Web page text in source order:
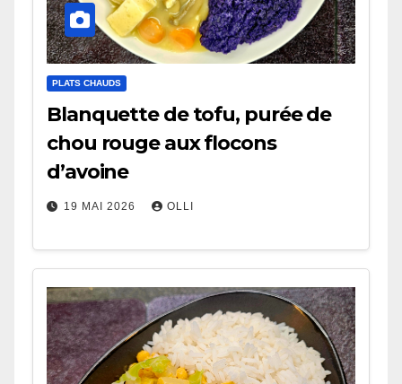
PLATS CHAUDS
Blanquette de tofu, purée de
chou rouge aux flocons
d’avoine
19 MAI 2026 OLLI